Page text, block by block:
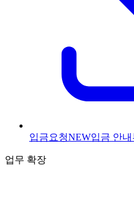
입금요청NEW입금 안내
업무 확장